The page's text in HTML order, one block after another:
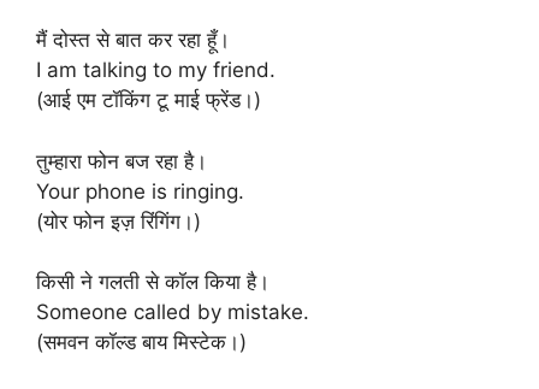
मैं दोस्त से बात कर रहा हूँ।
I am talking to my friend.
(आई एम टॉकिंग टू माई फ्रेंड।)
तुम्हारा फोन बज रहा है।
Your phone is ringing.
(योर फोन इज़ रिंगिंग।)
किसी ने गलती से कॉल किया है।
Someone called by mistake.
(समवन कॉल्ड बाय मिस्टेक।)